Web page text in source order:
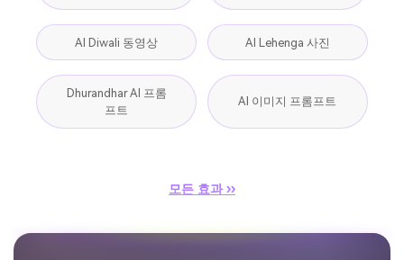
AI Diwali 동영상 AI Lehenga 사진
Dhurandhar AI 프롬
프트
AI 이미지 프롬프트
모든 효과 ››